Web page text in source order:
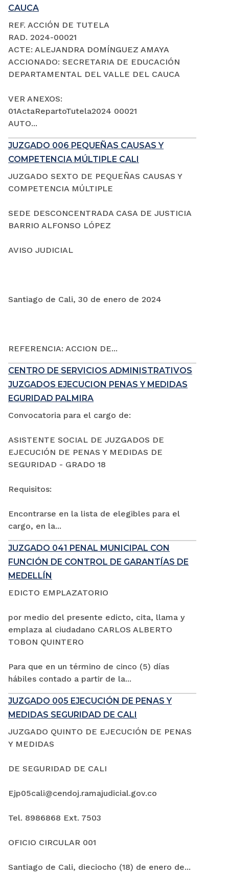
CAUCA
REF. ACCIÓN DE TUTELA
RAD. 2024-00021
ACTE: ALEJANDRA DOMÍNGUEZ AMAYA
ACCIONADO: SECRETARIA DE EDUCACIÓN
DEPARTAMENTAL DEL VALLE DEL CAUCA
VER ANEXOS:
01ActaRepartoTutela2024 00021
AUTO...
JUZGADO 006 PEQUEÑAS CAUSAS Y
COMPETENCIA MÚLTIPLE CALI
JUZGADO SEXTO DE PEQUEÑAS CAUSAS Y
COMPETENCIA MÚLTIPLE
SEDE DESCONCENTRADA CASA DE JUSTICIA
BARRIO ALFONSO LÓPEZ
AVISO JUDICIAL
Santiago de Cali, 30 de enero de 2024
REFERENCIA: ACCION DE...
CENTRO DE SERVICIOS ADMINISTRATIVOS
JUZGADOS EJECUCION PENAS Y MEDIDAS
EGURIDAD PALMIRA
Convocatoria para el cargo de:
ASISTENTE SOCIAL DE JUZGADOS DE
EJECUCIÓN DE PENAS Y MEDIDAS DE
SEGURIDAD - GRADO 18
Requisitos:
Encontrarse en la lista de elegibles para el
cargo, en la...
JUZGADO 041 PENAL MUNICIPAL CON
FUNCIÓN DE CONTROL DE GARANTÍAS DE
MEDELLÍN
EDICTO EMPLAZATORIO
por medio del presente edicto, cita, llama y
emplaza al ciudadano CARLOS ALBERTO
TOBON QUINTERO
Para que en un término de cinco (5) días
hábiles contado a partir de la...
JUZGADO 005 EJECUCIÓN DE PENAS Y
MEDIDAS SEGURIDAD DE CALI
JUZGADO QUINTO DE EJECUCIÓN DE PENAS
Y MEDIDAS
DE SEGURIDAD DE CALI
Ejp05cali@cendoj.ramajudicial.gov.co
Tel. 8986868 Ext. 7503
OFICIO CIRCULAR 001
Santiago de Cali, dieciocho (18) de enero de...